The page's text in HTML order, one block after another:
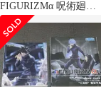
FIGURIZMα 呪術廻戦
渋谷事変 フィギュア 未
開封